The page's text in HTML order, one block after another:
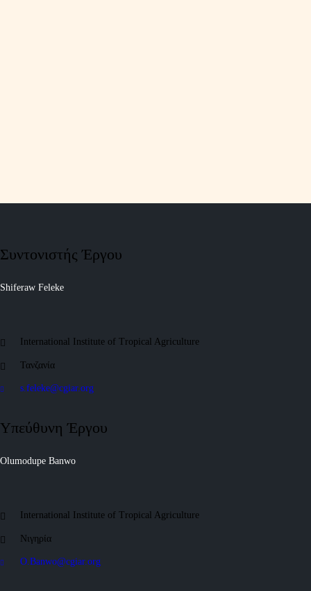
Συντονιστής Έργου
Shiferaw Feleke
International Institute of Tropical Agriculture
Τανζανία
s.feleke@cgiar.org
Υπεύθυνη Έργου
Olumodupe Banwo
International Institute of Tropical Agriculture
Νιγηρία
O.Banwo@cgiar.org